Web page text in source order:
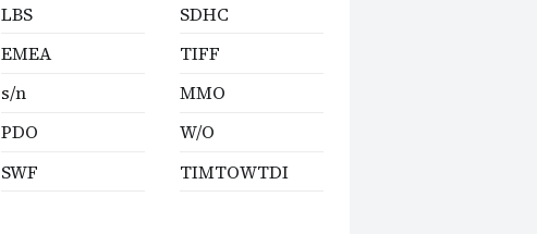
LBS
EMEA
s/n
PDO
SWF
SDHC
TIFF
MMO
W/O
TIMTOWTDI